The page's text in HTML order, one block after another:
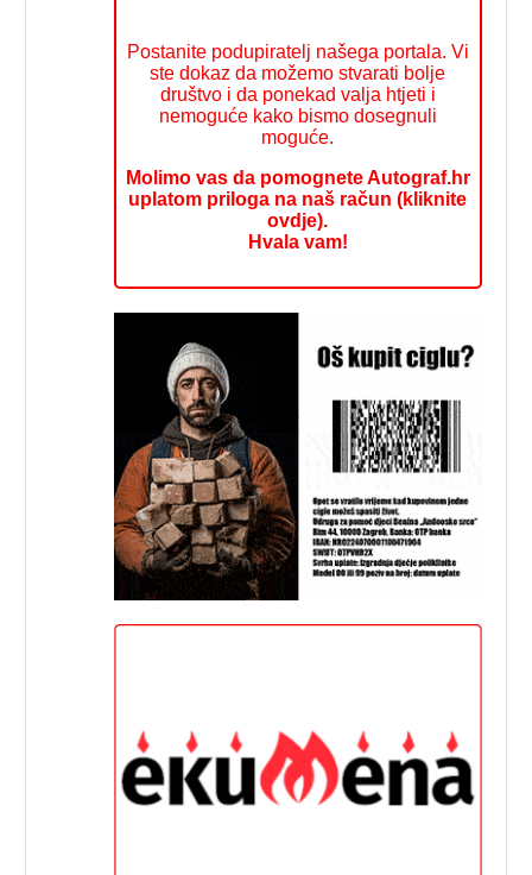
Postanite podupiratelj našega portala. Vi
ste dokaz da možemo stvarati bolje
društvo i da ponekad valja htjeti i
nemoguće kako bismo dosegnuli
moguće.
Molimo vas da pomognete Autograf.hr
uplatom priloga na naš račun (kliknite
ovdje).
Hvala vam!